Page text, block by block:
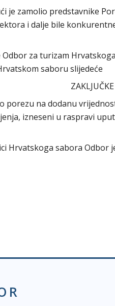
je zamolio predstavnike
i dalje bile
za turizam
saboru slijedeće
ZAKLJUČKE
porezu na dodanu
izneseni u raspravi
Hrvatskoga sabora Odbor